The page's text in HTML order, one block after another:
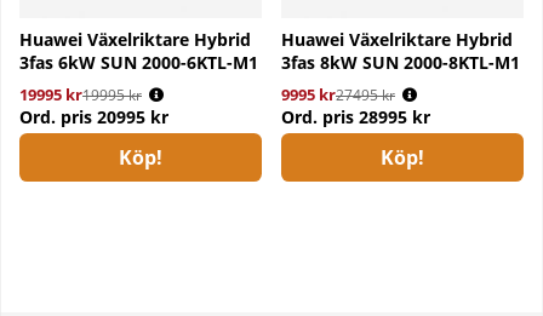
Huawei Växelriktare Hybrid
3fas 6kW SUN 2000-6KTL-M1
19995 kr
Ordinarie pris:
19995 kr
Ord. pris 20995 kr
Köp!
Huawei Växelriktare Hybrid
3fas 8kW SUN 2000-8KTL-M1
9995 kr
Ordinarie pris:
27495 kr
Ord. pris 28995 kr
Köp!